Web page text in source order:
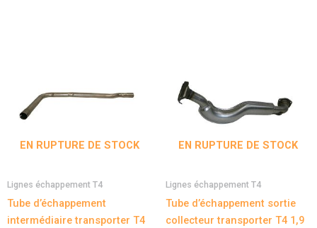
EN RUPTURE DE STOCK
Lignes échappement T4
Tube d’échappement
intermédiaire transporter T4
EN RUPTURE DE STOCK
Lignes échappement T4
Tube d’échappement sortie
collecteur transporter T4 1,9